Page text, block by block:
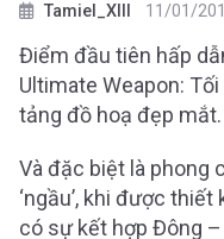
Tamiel_XIII 11/01/
Điểm đầu tiên hấp
Ultimate Weapon:
tảng đồ hoạ đẹp mắt.
Và đặc biệt là phong
‘ngầu’, khi được
có sự kết hợp Đông –